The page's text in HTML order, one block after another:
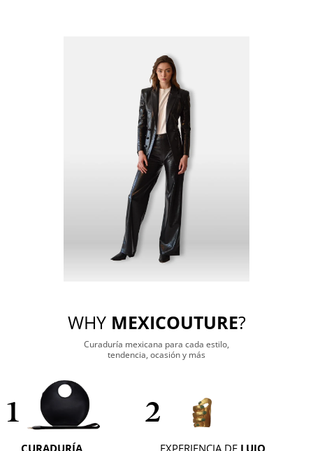
WHY MEXICOUTURE?
Curaduría mexicana para cada estilo,
tendencia, ocasión y más
1 2